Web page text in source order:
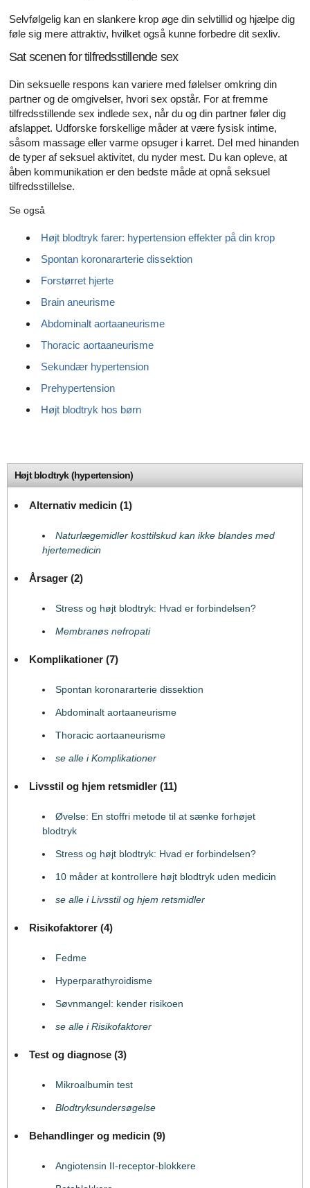
Selvfølgelig kan en slankere krop øge din selvtillid og hjælpe dig
føle sig mere attraktiv, hvilket også kunne forbedre dit sexliv.
Sat scenen for tilfredsstillende sex
Din seksuelle respons kan variere med følelser omkring din
partner og de omgivelser, hvori sex opstår. For at fremme
tilfredsstillende sex indlede sex, når du og din partner føler dig
afslappet. Udforske forskellige måder at være fysisk intime,
såsom massage eller varme opsuger i karret. Del med hinanden
de typer af seksuel aktivitet, du nyder mest. Du kan opleve, at
åben kommunikation er den bedste måde at opnå seksuel
tilfredsstillelse.
Se også
Højt blodtryk farer: hypertension effekter på din krop
Spontan koronararterie dissektion
Forstørret hjerte
Brain aneurisme
Abdominalt aortaaneurisme
Thoracic aortaaneurisme
Sekundær hypertension
Prehypertension
Højt blodtryk hos børn
Højt blodtryk (hypertension)
Alternativ medicin (1)
Naturlægemidler kosttilskud kan ikke blandes med
hjertemedicin
Årsager (2)
Stress og højt blodtryk: Hvad er forbindelsen?
Membranøs nefropati
Komplikationer (7)
Spontan koronararterie dissektion
Abdominalt aortaaneurisme
Thoracic aortaaneurisme
se alle i Komplikationer
Livsstil og hjem retsmidler (11)
Øvelse: En stoffri metode til at sænke forhøjet
blodtryk
Stress og højt blodtryk: Hvad er forbindelsen?
10 måder at kontrollere højt blodtryk uden medicin
se alle i Livsstil og hjem retsmidler
Risikofaktorer (4)
Fedme
Hyperparathyroidisme
Søvnmangel: kender risikoen
se alle i Risikofaktorer
Test og diagnose (3)
Mikroalbumin test
Blodtryksundersøgelse
Behandlinger og medicin (9)
Angiotensin II-receptor-blokkere